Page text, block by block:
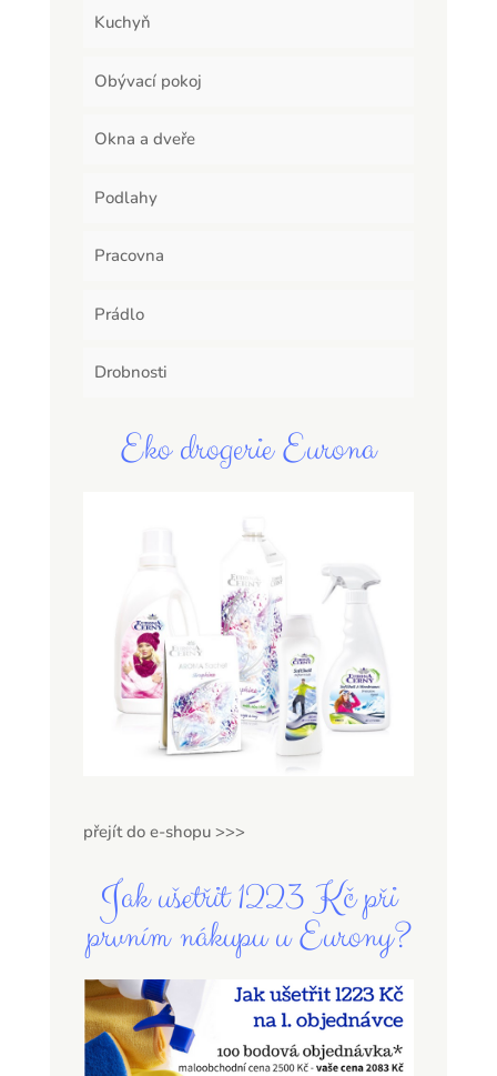
Kuchyň
Obývací pokoj
Okna a dveře
Podlahy
Pracovna
Prádlo
Drobnosti
Eko drogerie Eurona
přejít do e-shopu >>>
Jak ušetřit 1223 Kč při
prvním nákupu u Eurony?